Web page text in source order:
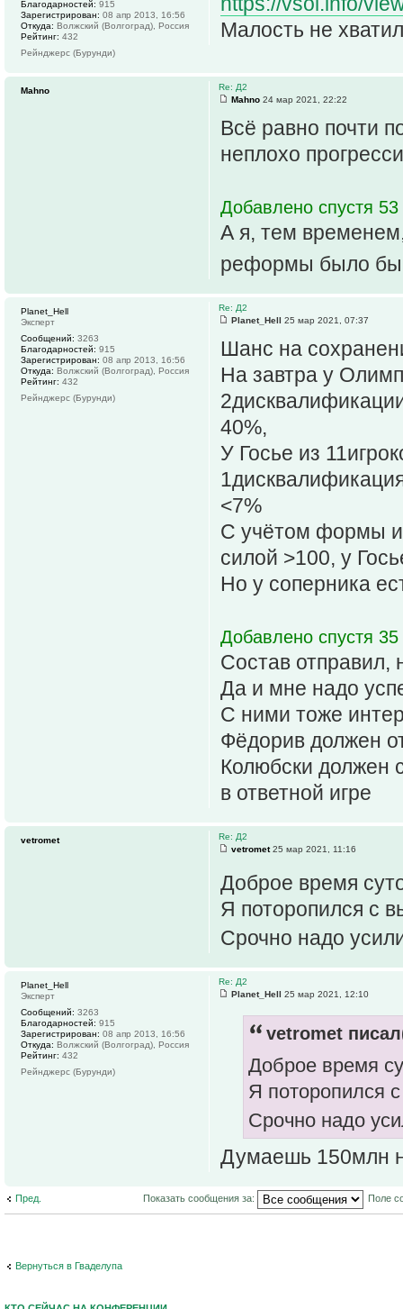
Малость не
Благодарностей: 915
Зарегистрирован: 08 апр 2013, 16:56
Откуда: Волжский (Волгоград), Россия
Рейтинг: 432
Рейнджерс (Бурунди)
Re: Д2
Mahno 24 мар 2021, 22:22
Всё равно почти
неплохо
Добавлено спустя
А я, тем
реформы было
Mahno
Re: Д2
Planet_Hell 25 мар 2021, 07:37
Шанс на
На завтра у
40%,
У Госье из
<7%
С учётом формы и
силой >100, у
Но у соперника
Добавлено спустя
Состав отправил,
Да и мне надо
С ними тоже
Фёдорив должен
Колюбски должен
в ответной игре
Planet_Hell
Эксперт
Сообщений: 3263
Благодарностей: 915
Зарегистрирован: 08 апр 2013, 16:56
Откуда: Волжский (Волгоград), Россия
Рейтинг: 432
Рейнджерс (Бурунди)
Re: Д2
vetromet25 мар 2021, 11:16
Доброе время
Я поторопился с
Срочно надо
vetromet
Re: Д2
Planet_Hell 25 мар 2021, 12:10
vetromet
Доброе время
Я поторопился
Срочно надо
Думаешь 150млн
Planet_Hell
Эксперт
Сообщений: 3263
Благодарностей: 915
Зарегистрирован: 08 апр 2013, 16:56
Откуда: Волжский (Волгоград), Россия
Рейтинг: 432
Рейнджерс (Бурунди)
Пред. Показать сообщения за: Поле
Вернуться в Гваделупа